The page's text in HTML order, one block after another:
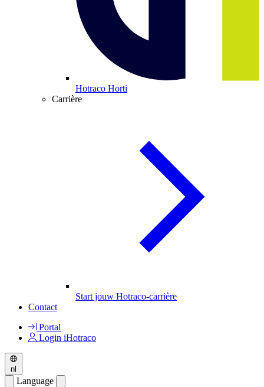
Hotraco Horti
Carrière
Start jouw Hotraco-carrière
Contact
Portal
Login iHotraco
nl
Language